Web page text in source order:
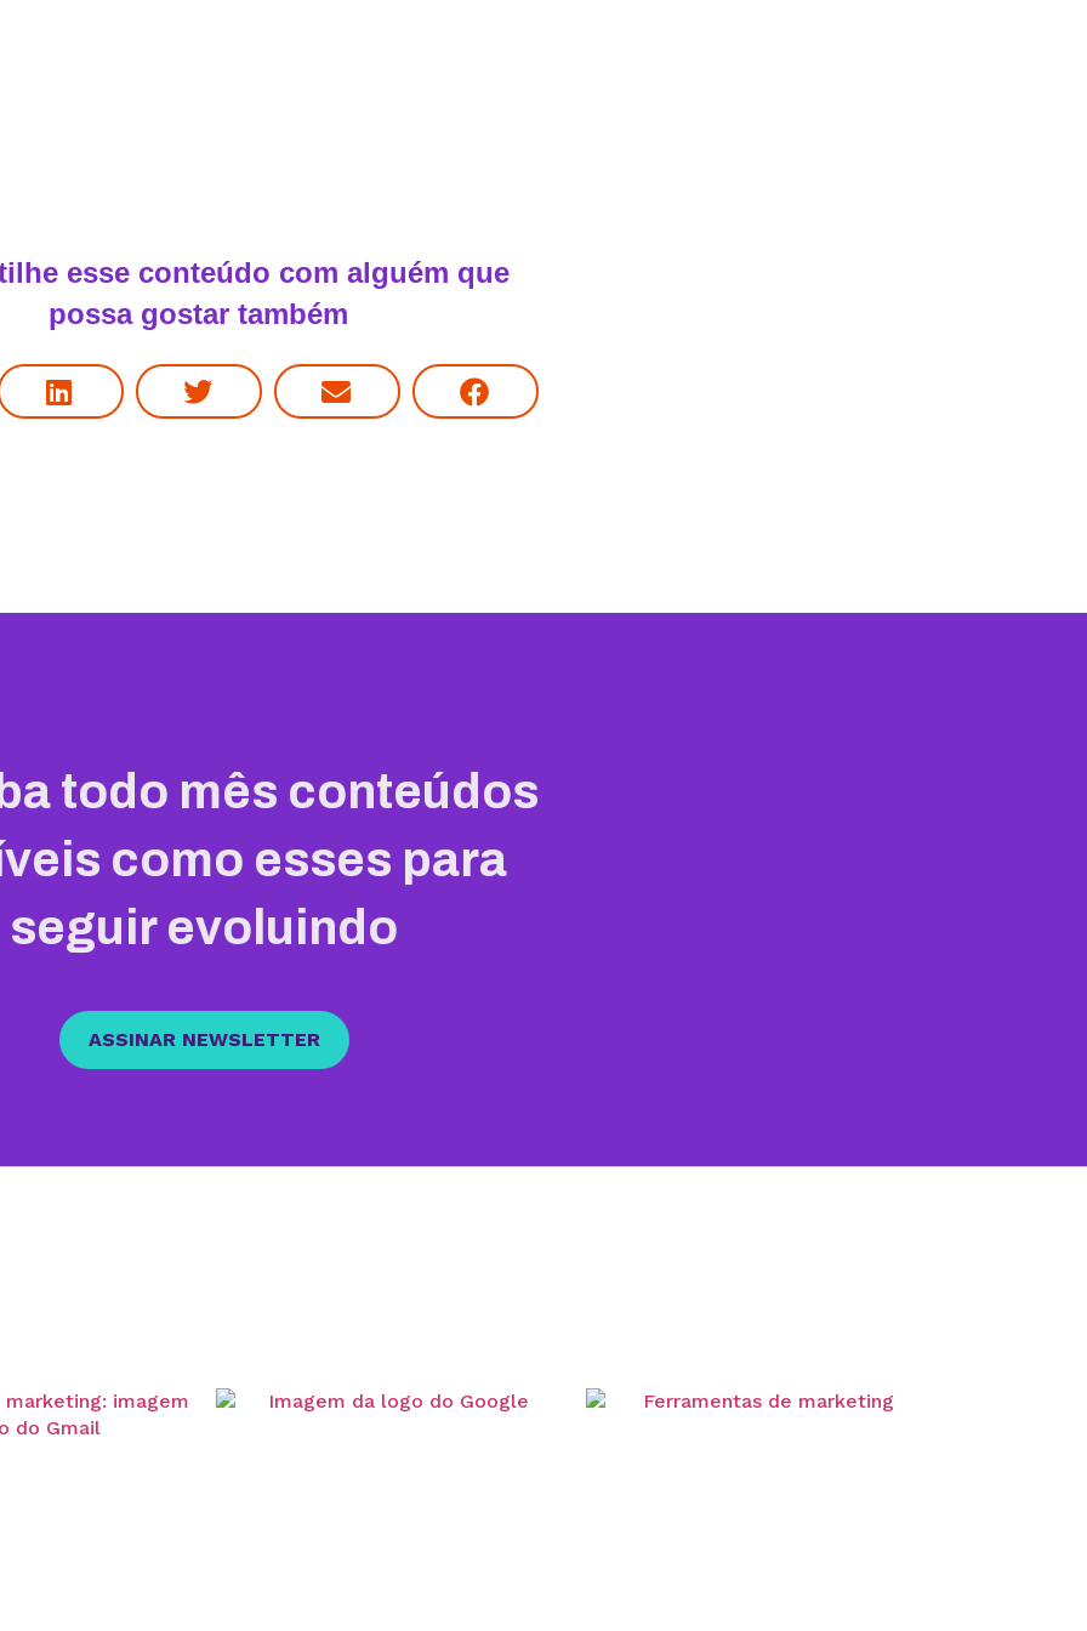
esse conteúdo com alguém que
possa gostar também
todo mês conteúdos
como esses para
seguir evoluindo
ASSINAR NEWSLETTER